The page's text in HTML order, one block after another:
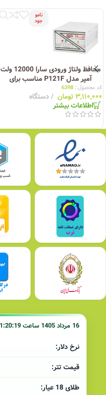
نامو
جود
محافظ ولتاژ ورودی سارا 12000 ولت
آمپر مدل P121F مناسب برای
زیرکنتور و کولرگازیکد محصول : 6398
۳,۱۱۰,۰۰۰ تومان دستگاه
اطلاعات بیشتر
16 مرداد 1405 ساعت 01:20:19
نرخ دلار:
قیمت تتر:
طلای 18 عیار: